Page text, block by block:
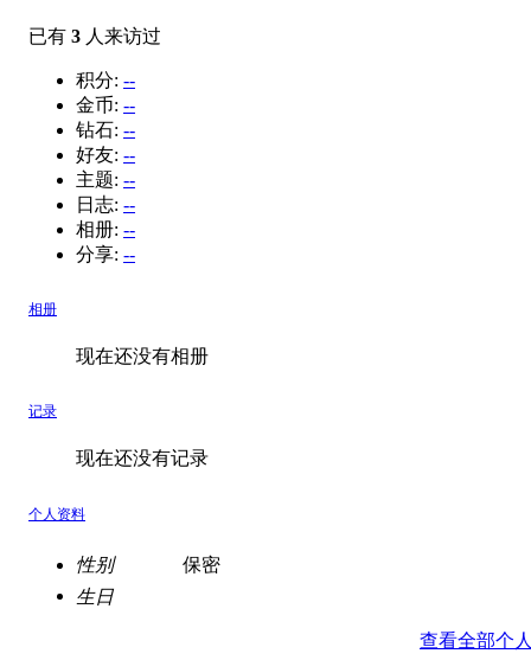
已有 3 人来访过
积分: --
金币: --
钻石: --
好友: --
主题: --
日志: --
相册: --
分享: --
相册
现在还没有相册
记录
现在还没有记录
个人资料
性别
保密
生日
查看全部个